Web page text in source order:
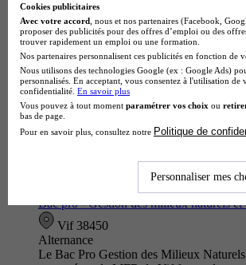
Bac pro - Gestion des milieux naturels et
Vif 38450
Alternance
Le Bac Pro Gestion des Milieux
Cookies publicitaires
Avec votre accord , nous et nos partenaires (Facebook,
proposer des publicités pour des offres d’emploi ou des
trouver rapidement un emploi ou une formation.
Nos partenaires personnalisent ces publicités en fonction
Nous utilisons des technologies Google (ex : Google Ads)
personnalisés. En acceptant, vous consentez à l'utilisation
confidentialité. En savoir plus
Vous pouvez à tout moment paramétrer vos choix ou
bas de page.
Pour en savoir plus, consultez notre Politique de
Personnaliser mes